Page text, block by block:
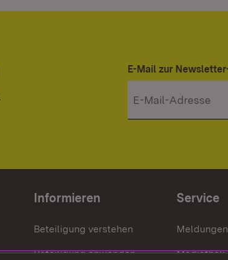
E-Mail zur
Informieren
Beteiligung verstehen
Beteiligung anwenden
Service
Meldungen
Mediathek